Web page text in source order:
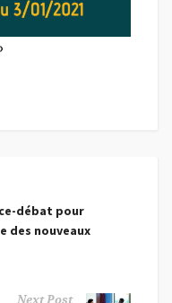
débat pour
des nouveaux
Next Post